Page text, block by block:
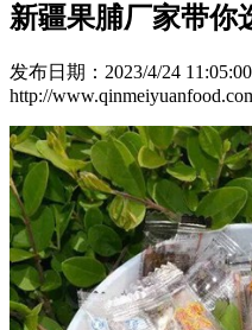
新疆果脯厂家带你
发布日期：2023/4/24
http://